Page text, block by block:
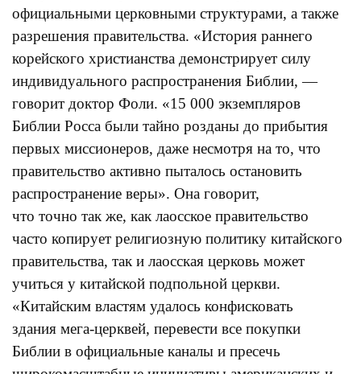
официальными церковными структурами, а также
разрешения правительства. «История раннего
корейского христианства демонстрирует силу
индивидуального распространения Библии, —
говорит доктор Фоли. «15 000 экземпляров
Библии Росса были тайно розданы до прибытия
первых миссионеров, даже несмотря на то, что
правительство активно пыталось остановить
распространение веры». Она говорит,
что точно так же, как лаосское правительство
часто копирует религиозную политику китайского
правительства, так и лаосская церковь может
учиться у китайской подпольной церкви.
«Китайским властям удалось конфисковать
здания мега-церквей, перевести все покупки
Библии в официальные каналы и пресечь